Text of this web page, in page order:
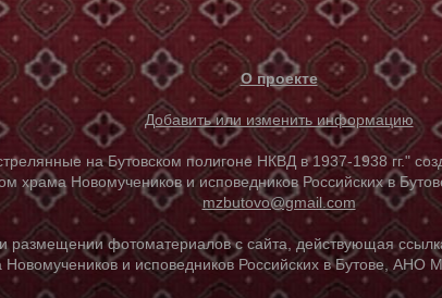
О проекте
Добавить или изменить информацию
на Бутовском полигоне НКВД в 1937-1938 гг."
храма Новомучеников и исповедников Российских в
mzbutovo@gmail.com
размещении фотоматериалов с сайта, действующая
и исповедников Российских в Бутове, АНО